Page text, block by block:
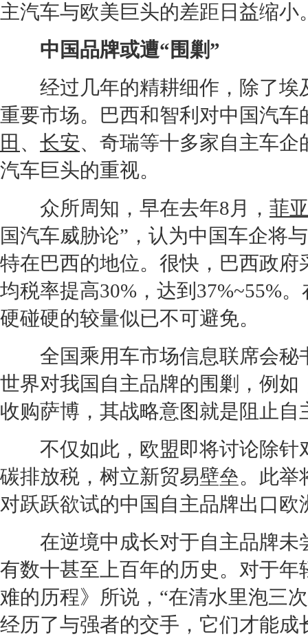
主汽车与欧美巨头的差距日益缩小
中国品牌或遭“围剿”
经过几年的精耕细作，除了埃
重要市场。巴西和智利对中国汽车
田 、 长安、 奇瑞等十多家自主车企
汽车巨头的重视。
众所周知，早在去年8月， 菲
国汽车威胁论”，认为中国车企将
特在巴西的地位。很快，巴西政
均税率提高30%，达到37%~55%
硬碰硬的较量似已不可避免。
全国乘用车市场信息联席会秘
世界对我国自主品牌的围剿，例如
收购萨博 ，其战略意图就是阻止
不仅如此，欧盟即将讨论除针
碳排放税，树立新贸易壁垒。此
对跃跃欲试的中国自主品牌出口
在逆境中成长对于自主品牌未
有数十甚至上百年的历史。对于
难的历程》所说，“在清水里泡三
经历了与强者的交手，它们才能成